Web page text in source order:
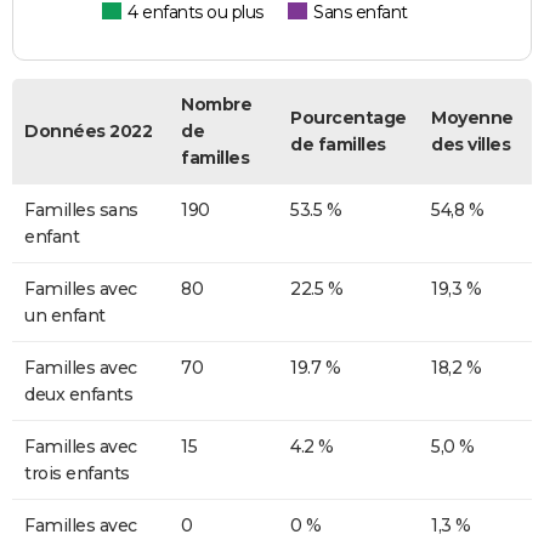
4 enfants ou plus Sans enfant
Données 2022
Nombre
de
familles
Pourcentage
de familles
Moyenne
des villes
Familles sans
enfant
190 53.5 % 54,8 %
Familles avec
un enfant
80 22.5 % 19,3 %
Familles avec
deux enfants
70 19.7 % 18,2 %
Familles avec
trois enfants
15 4.2 % 5,0 %
Familles avec
0 0 % 1,3 %